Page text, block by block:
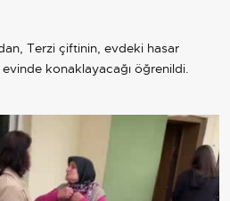
Terzi çiftinin, evdeki hasar
konaklayacağı öğrenildi.